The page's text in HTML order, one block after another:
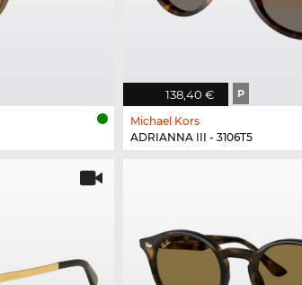
138,40 € P
Michael Kors
ADRIANNA III - 3106T5